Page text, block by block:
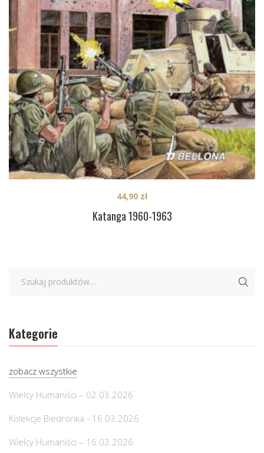
Katanga 1960-1963
44,90 zł
Kategorie
zobacz wszystkie
Wielcy Humaniści – 02.03.2026
Kolekcje Biedronka - 16.03.2026
Wielcy Humaniści – 16.03.2026